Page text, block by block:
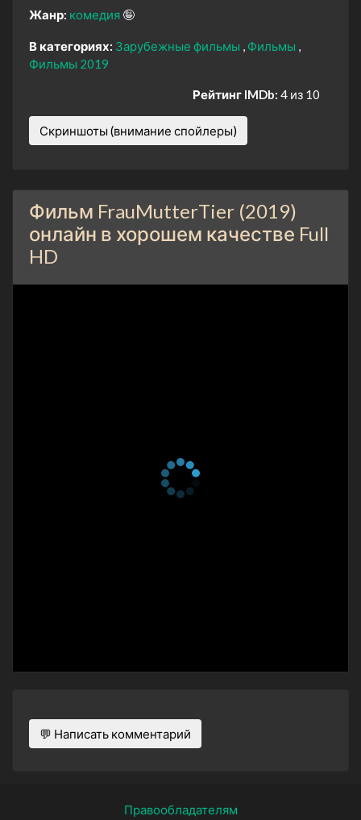
Жанр: комедия 🤪
В категориях: Зарубежные фильмы
Фильмы
Фильмы 2019
Рейтинг IMDb: 4 из 10
Скриншоты (внимание спойлеры)
Фильм FrauMutterTier (2019)
онлайн в хорошем качестве Full
HD
💬 Написать комментарий
Правообладателям